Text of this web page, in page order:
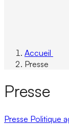
Accueil
Presse
Presse
Presse Politique